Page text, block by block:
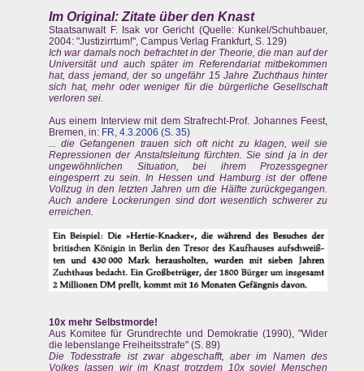
Im Original: Zitate über den Knast
Staatsanwalt F. Isak vor Gericht (Quelle: Kunkel/Schuhbauer,
2004: "Justizirrtum!", Campus Verlag Frankfurt, S. 129)
Ich war damals noch befrachtet in der Theorie, die man auf der
Universität und auch später im Referendariat mitbekommen
hat, dass jemand, der so ungefähr 15 Jahre Zuchthaus hinter
sich hat, mehr oder weniger für die bürgerliche Gesellschaft
verloren sei.
Aus einem Interview mit dem Strafrecht-Prof. Johannes Feest,
Bremen, in: FR, 4.3.2006 (S. 35)
... die Gefangenen trauen sich oft nicht zu klagen, weil sie
Repressionen der Anstaltsleitung fürchten. Sie sind ja in der
ungewöhnlichen Situation, bei ihrem Prozessgegner
eingesperrt zu sein. In Hessen und Hamburg ist der offene
Vollzug in den letzten Jahren um die Hälfte zurückgegangen.
Auch andere Lockerungen sind dort wesentlich schwerer zu
erreichen.
10x mehr Selbstmorde!
Aus Komitee für Grundrechte und Demokratie (1990), "Wider
die lebenslange Freiheitsstrafe" (S. 89)
Die Todesstrafe ist zwar abgeschafft, aber im Namen des
Volkes lassen wir im Knast trotzdem 10x soviel Menschen